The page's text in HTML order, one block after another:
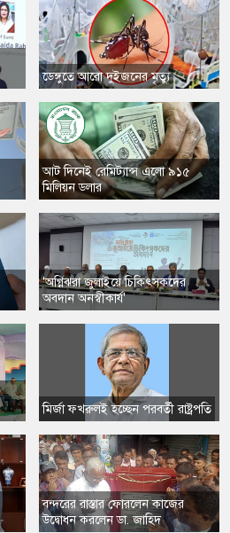
​ডেঙ্গুতে আরো দুইজনের মৃত্যু
​আট দিনেই রেমিট্যান্স এলো ৯১৫
মিলিয়ন ডলার
'অগ্নিঝরা জুলাইয়ে চিকিৎসকদের
অবদান অনস্বীকার্য'
​মির্জা ফখরুলই হচ্ছেন পরবর্তী রাষ্ট্রপতি
​বন্দরের রাস্তার ফোরলেন কাজের
উদ্বোধন করলেন ডা. জাহিদ